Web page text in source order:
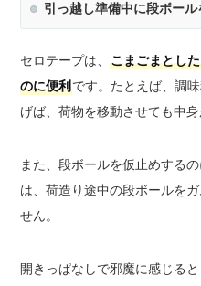
引っ越し準備中に段ボール
セロテープは、こまごまとし
のに便利です。たとえば、調
げば、荷物を移動させても中身
また、段ボールを仮止めする
は、荷造り途中の段ボールを
せん。
開きっぱなしで邪魔に感じる